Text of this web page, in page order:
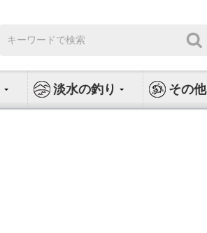
索:
淡水の釣り その他